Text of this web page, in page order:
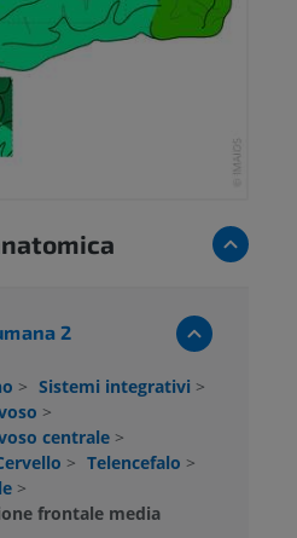
2
> Sistemi integrativi >
>
centrale >
> Telencefalo >
>
frontale media